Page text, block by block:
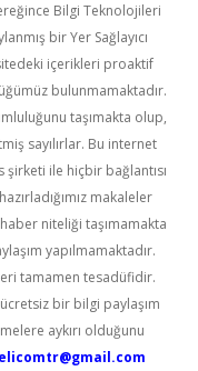
Bilgi Teknolojileri
bir Yer Sağlayıcı
içerikleri proaktif
bulunmamaktadır.
taşımakta olup,
sayılırlar. Bu internet
ile hiçbir bağlantısı
makaleler
niteliği taşımamakta
yapılmamaktadır.
tamamen tesadüfidir.
bir bilgi paylaşım
aykırı olduğunu